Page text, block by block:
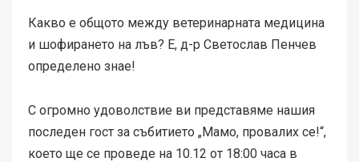
Какво е общото между ветеринарната медицина
и шофирането на лъв? E, д-р Светослав Пенчев
определено знае!
С огромно удоволствие ви представяме нашия
последен гост за събитието „Мамо, провалих се!“,
което ще се проведе на 10.12 от 18:00 часа в